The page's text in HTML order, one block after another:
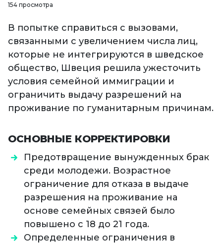
154 просмотра
В попытке справиться с вызовами,
связанными с увеличением числа лиц,
которые не интегрируются в шведское
общество, Швеция решила ужесточить
условия семейной иммиграции и
ограничить выдачу разрешений на
проживание по гуманитарным причинам.
ОСНОВНЫЕ КОРРЕКТИРОВКИ
Предотвращение вынужденных брак
среди молодежи. Возрастное
ограничение для отказа в выдаче
разрешения на проживание на
основе семейных связей было
повышено с 18 до 21 года.
Определенные ограничения в